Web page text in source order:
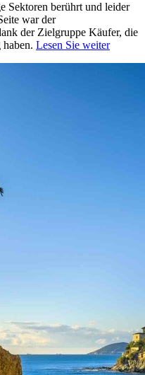
Sektoren berührt und leider
war der
der Zielgruppe Käufer, die
Lesen Sie weiter